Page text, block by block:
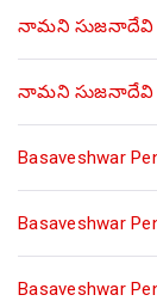
నామని సుజనాదేవి
నామని సుజనాదేవి
Basaveshwar
Basaveshwar
Basaveshwar